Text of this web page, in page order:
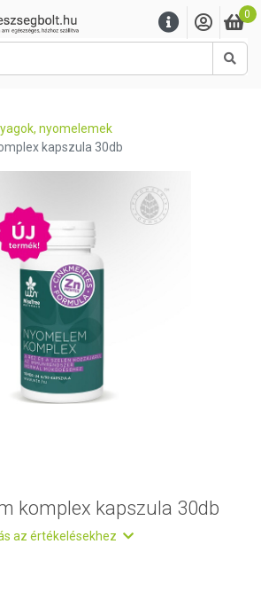
0
nyomelemek
kapszula 30db
komplex kapszula 30db
az értékelésekhez